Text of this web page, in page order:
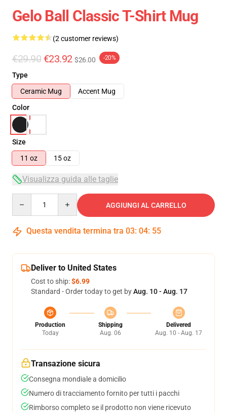
Gelo Ball Classic T-Shirt Mug
(2 customer reviews)
€29.90 €23.92 $26.00 -20%
Type
Ceramic Mug
Accent Mug
Color
Size
11 oz
15 oz
Visualizza guida alle taglie
AGGIUNGI AL CARRELLO
Questa vendita termina tra 03: 04: 55
Deliver to United States
Cost to ship:$6.99
Standard - Order today to get byAug. 10 - Aug. 17
Production
Today
Shipping
Aug. 06
Delivered
Aug. 10 - Aug. 17
Transazione sicura
Consegna mondiale a domicilio
Numero di tracciamento fornito per tutti i pacchi
Rimborso completo se il prodotto non viene ricevuto